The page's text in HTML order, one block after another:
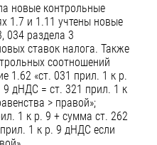
новые контрольные
1.7 и 1.11 учтены новые
034 раздела 3
ставок налога. Также
соотношений
1.62 «ст. 031 прил. 1 к р.
дНДС = ст. 321 прил. 1 к
> правой»;
1 к р. 9 + сумма ст. 262
1 к р. 9 дНДС если